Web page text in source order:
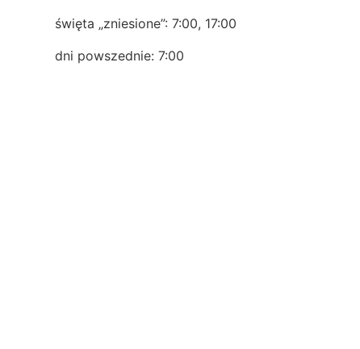
święta „zniesione”: 7:00, 17:00
dni powszednie: 7:00